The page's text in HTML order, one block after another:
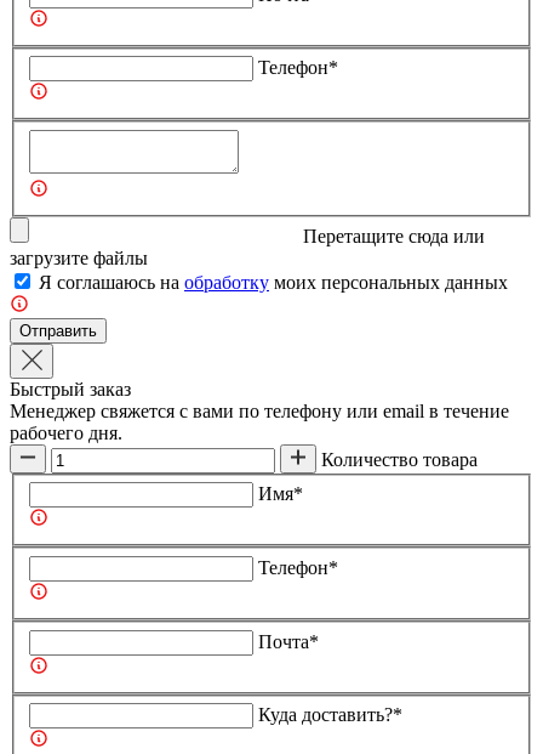
Телефон*
Перетащите сюда или
загрузите файлы
Я соглашаюсь на обработку моих персональных данных
Отправить
Быстрый заказ
Менеджер свяжется с вами по телефону или email в течение
рабочего дня.
Количество товара
Имя*
Телефон*
Почта*
Куда доставить?*